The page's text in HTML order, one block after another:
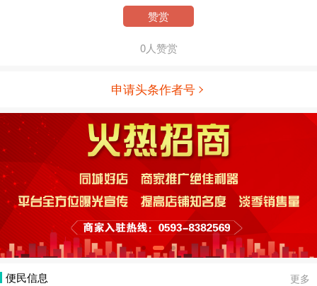
赞赏
0人赞赏
申请头条作者号
便民信息 更多